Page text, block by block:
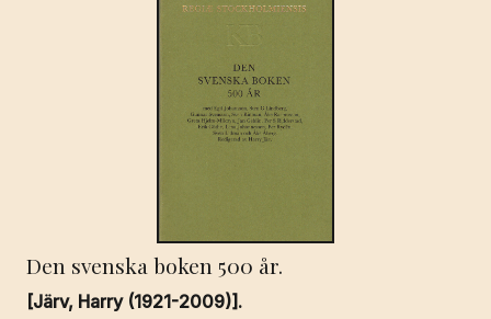
Den svenska boken 500 år.
[Järv, Harry (1921-2009)].